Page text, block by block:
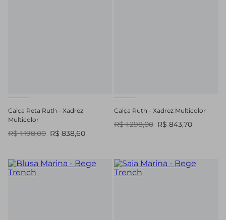
Calça Reta Ruth - Xadrez
Multicolor
R$ 1.198,00 R$ 838,60
Calça Ruth - Xadrez Multicolor
R$ 1.298,00 R$ 843,70